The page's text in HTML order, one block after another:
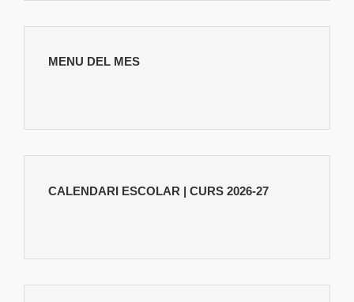
MENU DEL MES
CALENDARI ESCOLAR | CURS 2026-27